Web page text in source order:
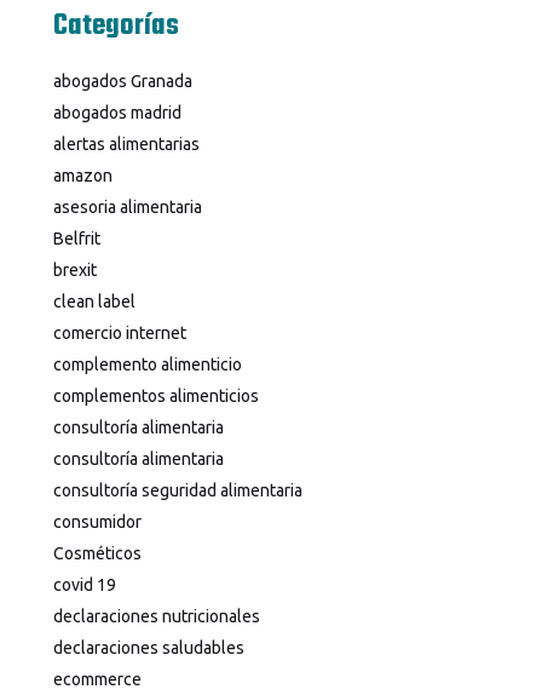
Categorías
abogados Granada
abogados madrid
alertas alimentarias
amazon
asesoria alimentaria
Belfrit
brexit
clean label
comercio internet
complemento alimenticio
complementos alimenticios
consultoría alimentaria
consultoría alimentaria
consultoría seguridad alimentaria
consumidor
Cosméticos
covid 19
declaraciones nutricionales
declaraciones saludables
ecommerce